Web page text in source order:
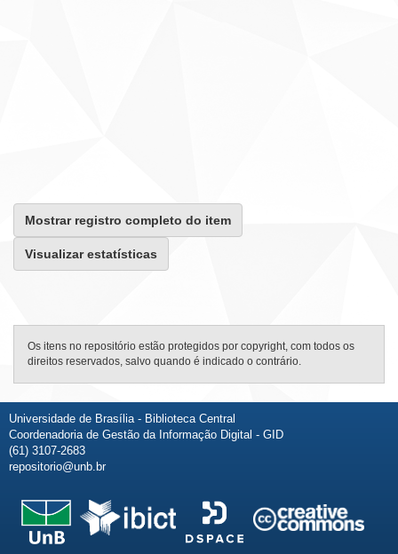
Mostrar registro completo do item
Visualizar estatísticas
Os itens no repositório estão protegidos por copyright, com todos os
direitos reservados, salvo quando é indicado o contrário.
Universidade de Brasília - Biblioteca Central
Coordenadoria de Gestão da Informação Digital - GID
(61) 3107-2683
repositorio@unb.br